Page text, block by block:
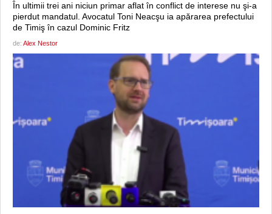
În ultimii trei ani niciun primar aflat în conflict de interese nu şi-a
pierdut mandatul. Avocatul Toni Neacşu ia apărarea prefectului
de Timiş în cazul Dominic Fritz
de: Alex Nestor